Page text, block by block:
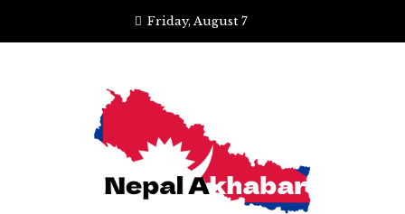
Friday, August 7